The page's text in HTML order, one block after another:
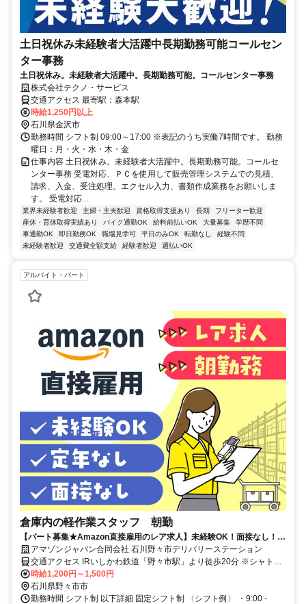
土日祝休み未経験者大活躍中長期勤務可能コールセン
ター事務
土日祝休み。未経験者大活躍中。長期勤務可能。コールセンター事務
株式会社テクノ・サービス
交通アクセス 最寄駅：森本駅
時給1,250円以上
石川県金沢市
勤務時間 シフト制 09:00～17:00 ※表記のうち実働7時間です。 勤務
曜日：月・火・水・木・金
仕事内容 土日祝休み。未経験者大活躍中。長期勤務可能。コールセ
ンター事務 受電対応、ＰＣを使用して販売管理システムでの見積、
請求、入金、受注処理、エクセル入力、書類作成業務をお願いしま
す。 受電対応...
業界未経験者歓迎 主婦・主夫歓迎 資格取得支援あり 長期
フリーター歓迎
産休・育休取得実績あり
バイク通勤OK 給料前払いOK 大量募集
学歴不問
車通勤OK
即日勤務OK 職場見学可 平日のみOK 転勤なし
経験不問
未経験者歓迎
交通費全額支給 経験者歓迎 週払いOK
アルバイト・パート
倉庫内の軽作業スタッフ 朝勤
【パート募集★Amazon直接雇用のレア求人】未経験OK！面接なし！服
装・髪型・髪色自由で自分らしく働けます◎ 長期で安定雇用可能！
アマゾンジャパン合同会社 石川野々市デリバリーステーション
交通アクセス IRいしかわ鉄道「野々市駅」より徒歩20分 ※シャトル
バス運行なし ※自転車通勤可 ※車通勤可、バイク通勤不可
時給1,200円～1,500円
石川県野々市市
勤務時間 シフト制 以下詳細 固定シフト制 〈シフト例〉 ・9:00 -